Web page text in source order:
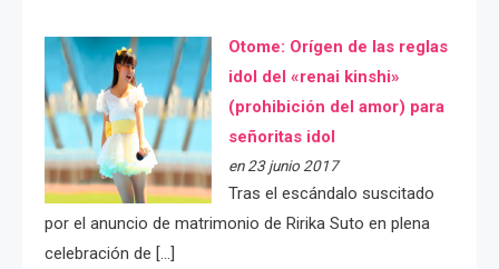
Otome: Orígen de las reglas
idol del «renai kinshi»
(prohibición del amor) para
señoritas idol
en 23 junio 2017
Tras el escándalo suscitado
por el anuncio de matrimonio de Ririka Suto en plena
celebración de […]